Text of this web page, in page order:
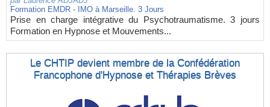
Formation EMDR - IMO à Marseille. 3 Jours
Prise en charge intégrative du Psychotraumatisme. 3 jours
Formation en Hypnose et Mouvements...
Le CHTIP devient membre de la Confédération
Francophone d'Hypnose et Thérapies Brèves